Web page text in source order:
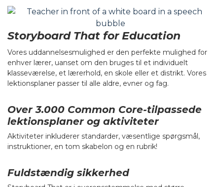
Storyboard That for Education
Vores uddannelsesmulighed er den perfekte mulighed for
enhver lærer, uanset om den bruges til et individuelt
klasseværelse, et lærerhold, en skole eller et distrikt. Vores
lektionsplaner passer til alle aldre, evner og fag.
Over 3.000 Common Core-tilpassede
lektionsplaner og aktiviteter
Aktiviteter inkluderer standarder, væsentlige spørgsmål,
instruktioner, en tom skabelon og en rubrik!
Fuldstændig sikkerhed